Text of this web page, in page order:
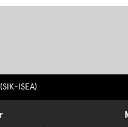
ISEA)